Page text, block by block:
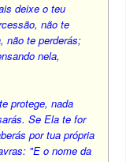
deixe o teu
não te
não te perderás;
nela,
protege, nada
Se Ela te for
por tua própria
"E o nome da